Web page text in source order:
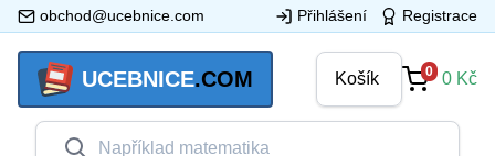
obchod@ucebnice.com Přihlášení Registrace
UCEBNICE.COM Košík 0 0 Kč